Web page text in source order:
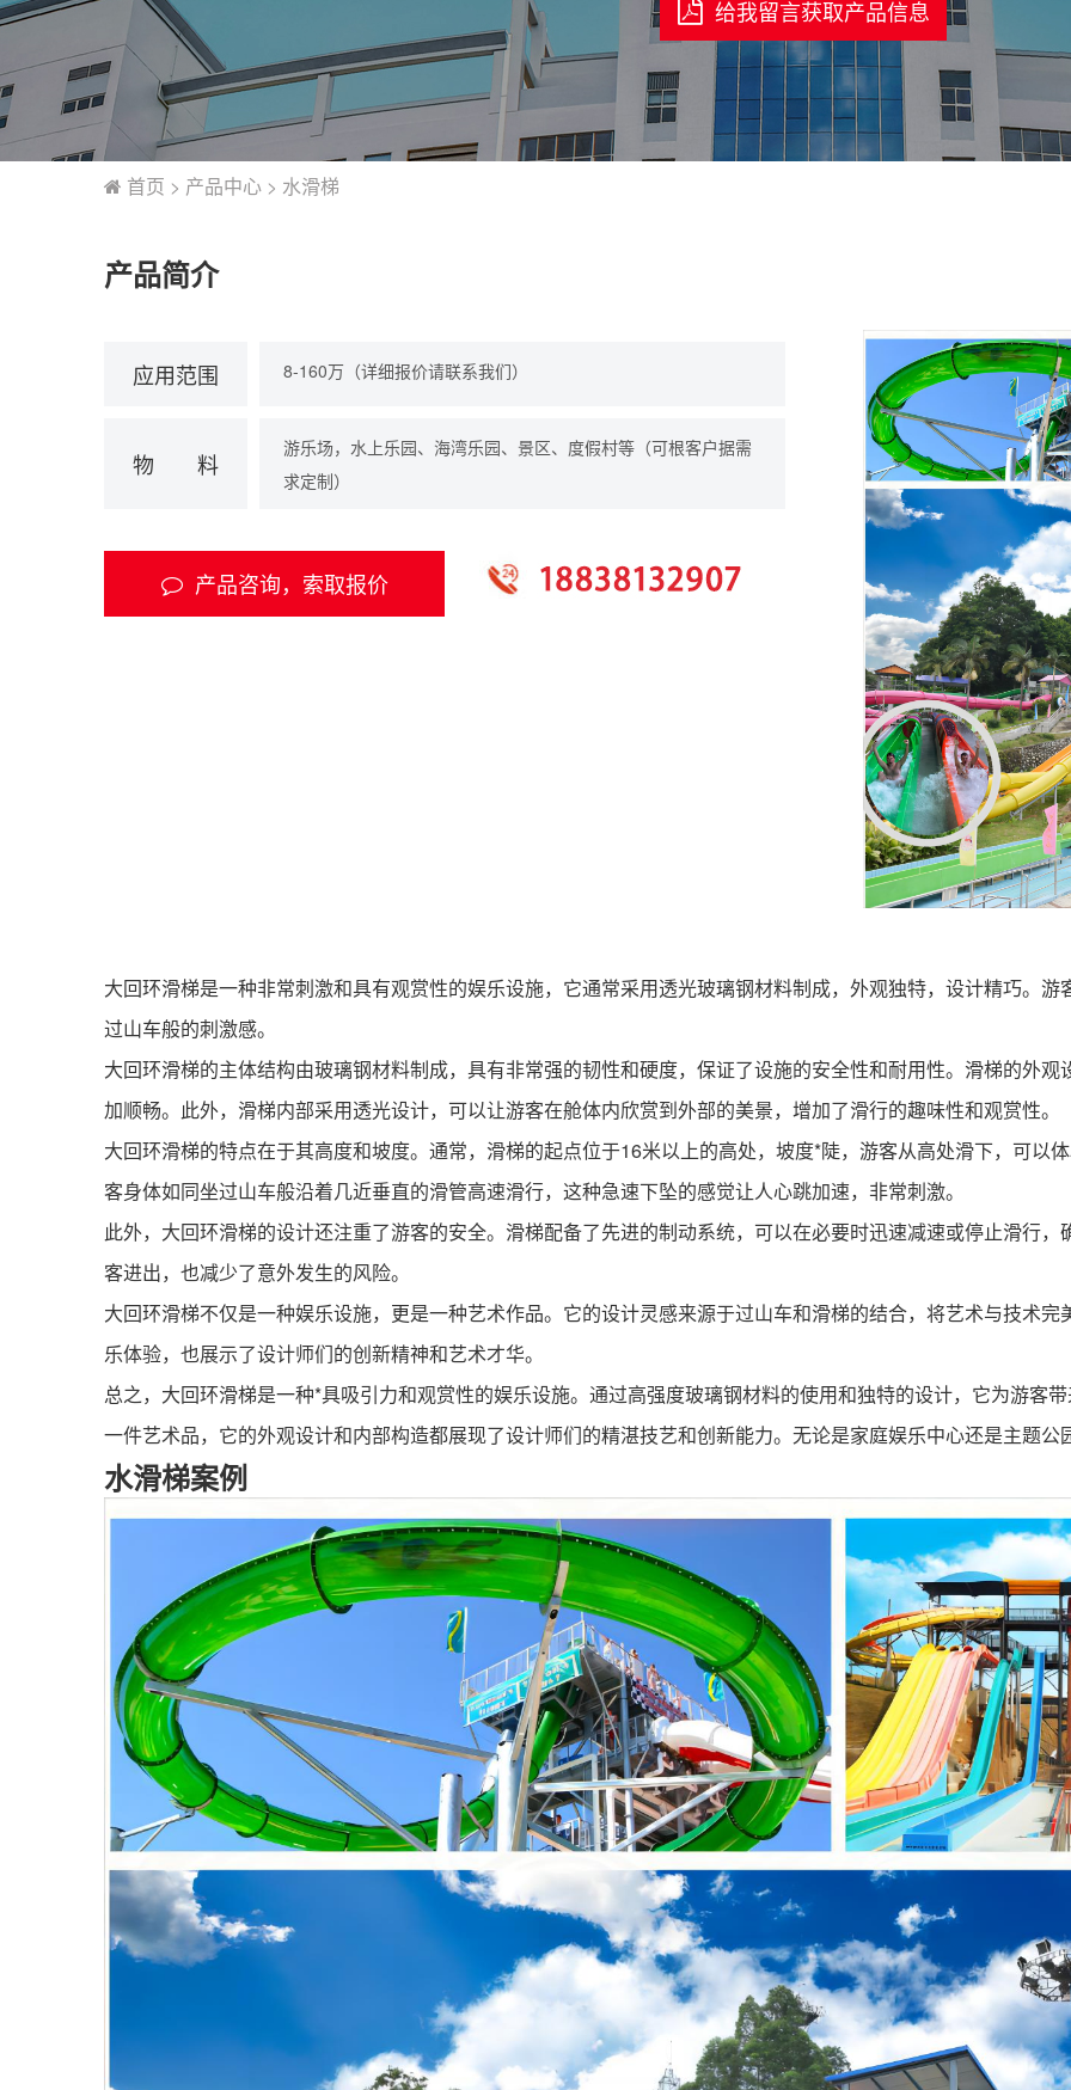
给我留言获取产品信息
首页 > 产品中心 > 水滑梯
产品简介
应用范围 8-160万（详细报价请联系我们）
物 料
游乐场，水上乐园、海湾乐园、景区、度假村等（可根客户据需
求定制）
产品咨询，索取报价
大回环滑梯是一种非常刺激和具有观赏性的娱乐设施，它通常采用透光玻璃钢材料制成，外观独特，设计精巧。
过山车般的刺激感。
大回环滑梯的主体结构由玻璃钢材料制成，具有非常强的韧性和硬度，保证了设施的安全性和耐用性。滑梯的外
加顺畅。此外，滑梯内部采用透光设计，可以让游客在舱体内欣赏到外部的美景，增加了滑行的趣味性和观赏性。
大回环滑梯的特点在于其高度和坡度。通常，滑梯的起点位于16米以上的高处，坡度*陡，游客从高处滑下，可以
客身体如同坐过山车般沿着几近垂直的滑管高速滑行，这种急速下坠的感觉让人心跳加速，非常刺激。
此外，大回环滑梯的设计还注重了游客的安全。滑梯配备了先进的制动系统，可以在必要时迅速减速或停止滑行
客进出，也减少了意外发生的风险。
大回环滑梯不仅是一种娱乐设施，更是一种艺术作品。它的设计灵感来源于过山车和滑梯的结合，将艺术与技术
乐体验，也展示了设计师们的创新精神和艺术才华。
总之，大回环滑梯是一种*具吸引力和观赏性的娱乐设施。通过高强度玻璃钢材料的使用和独特的设计，它为游客
一件艺术品，它的外观设计和内部构造都展现了设计师们的精湛技艺和创新能力。无论是家庭娱乐中心还是主题
水滑梯案例